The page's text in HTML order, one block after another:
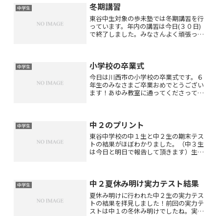
中学生 冬期講習
東谷中生対象の歩未塾では冬期講習を行
っています。年内の講習は今日(３０日)
で終了しました。みなさんよく頑張って
ます。中１生・...
中学生 小学校の卒業式
今日は川西市の小学校の卒業式です。６
年生のみなさまご卒業おめでとうござい
ます！あゆみ教室に通ってくださってい
んだりしたい」ということ...
中学生 中２のプリント
東谷中学校の中１生と中２生の期末テス
トの結果がほぼわかりました。（中３生
は今日と明日で報告して頂きます）生徒
一番良かったのが社...
中学生 中２夏休み明け実力テスト結果
夏休み明けに行われた中２生の実力テス
トの結果を拝見しました！前回の実力テ
ストは中１の冬休み明けでしたね。実力